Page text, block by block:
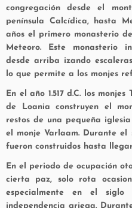
congregación desde el
península Calcídica, hasta
años el primero monasterio
Meteoro. Este monasterio
desde arriba izando
lo que permite a los monjes
En el año 1.517 d.C. los
de Loania construyen el
restos de una pequeña
el monje Varlaam. Durante el
fueron construidos hasta
En el periodo de ocupación
cierta paz, solo rota
especialmente en el
independencia griega.